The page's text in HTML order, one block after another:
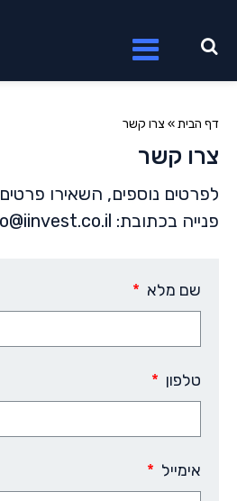
דף הבית» צרו קשר
צרו קשר
לפרטים נוספים, השאירו
פנייה בכתובת: info@iinvest.co.il
שם מלא
טלפון
אימייל